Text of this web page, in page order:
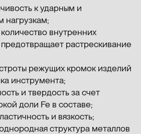
к ударным и
нагрузкам;
внутренних
растрескивание
режущих кромок изделий
инструмента;
и твердость за счет
доли Fe в составе;
и вязкость;
структура металлов